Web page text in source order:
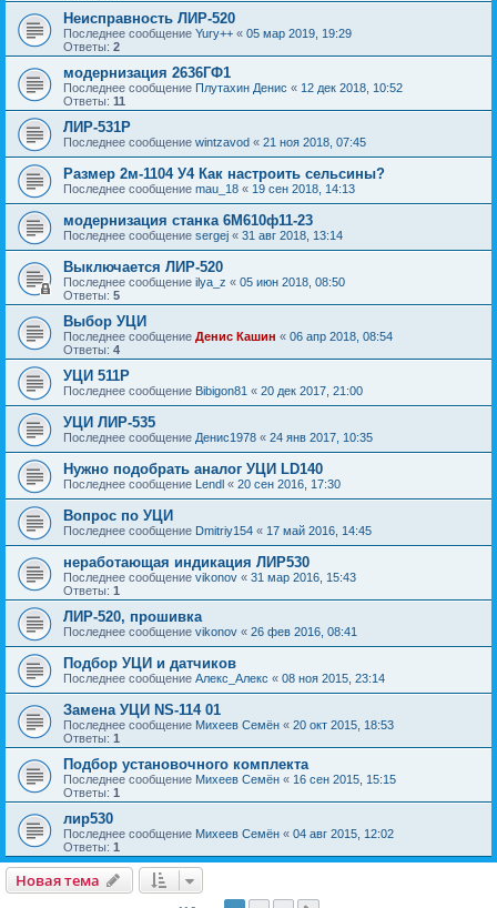
Неисправность ЛИР-520
Последнее сообщение Yury++ « 05 мар 2019, 19:29
Ответы: 2
модернизация 2636ГФ1
Последнее сообщение Плутахин Денис « 12 дек 2018, 10:52
Ответы: 11
ЛИР-531Р
Последнее сообщение wintzavod « 21 ноя 2018, 07:45
Размер 2м-1104 У4 Как настроить сельсины?
Последнее сообщение mau_18 « 19 сен 2018, 14:13
модернизация станка 6М610ф11-23
Последнее сообщение sergej « 31 авг 2018, 13:14
Выключается ЛИР-520
Последнее сообщение ilya_z « 05 июн 2018, 08:50
Ответы: 5
Выбор УЦИ
Последнее сообщение Денис Кашин « 06 апр 2018, 08:54
Ответы: 4
УЦИ 511Р
Последнее сообщение Bibigon81 « 20 дек 2017, 21:00
УЦИ ЛИР-535
Последнее сообщение Денис1978 « 24 янв 2017, 10:35
Нужно подобрать аналог УЦИ LD140
Последнее сообщение Lendl « 20 сен 2016, 17:30
Вопрос по УЦИ
Последнее сообщение Dmitriy154 « 17 май 2016, 14:45
неработающая индикация ЛИР530
Последнее сообщение vikonov « 31 мар 2016, 15:43
Ответы: 1
ЛИР-520, прошивка
Последнее сообщение vikonov « 26 фев 2016, 08:41
Подбор УЦИ и датчиков
Последнее сообщение Алекс_Алекс « 08 ноя 2015, 23:14
Замена УЦИ NS-114 01
Последнее сообщение Михеев Семён « 20 окт 2015, 18:53
Ответы: 1
Подбор установочного комплекта
Последнее сообщение Михеев Семён « 16 сен 2015, 15:15
Ответы: 1
лир530
Последнее сообщение Михеев Семён « 04 авг 2015, 12:02
Ответы: 1
Новая тема